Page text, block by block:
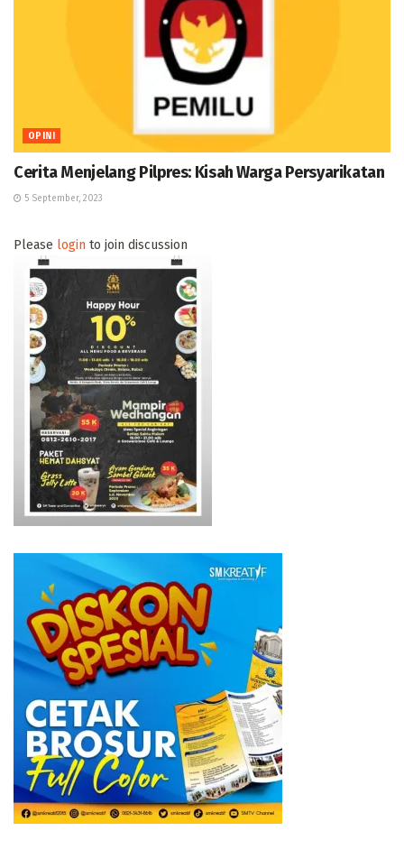
OPINI
Cerita Menjelang Pilpres: Kisah Warga Persyarikatan
5 September, 2023
Please login to join discussion